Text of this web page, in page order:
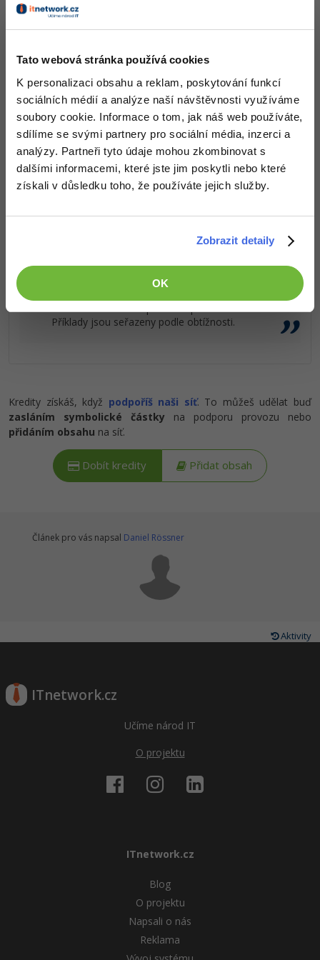
Tato webová stránka používá cookies
K personalizaci obsahu a reklam, poskytování funkcí
sociálních médií a analýze naší návštěvnosti využíváme
soubory cookie. Informace o tom, jak náš web používáte,
sdílíme se svými partnery pro sociální média, inzerci a
analýzy. Partneři tyto údaje mohou zkombinovat s
dalšími informacemi, které jste jim poskytli nebo které
získali v důsledku toho, že používáte jejich služby.
Zobrazit detaily
OK
Photoshop
Adobe Lightroom -30%
Adobe XD -15%
Adobe InDesign -25%
Adobe After Effects
Blender
-80%
Video
Blog
sesmluvními podmínkami
Co od nás v dalších lekcích dostaneš?
Přístup k jednotlivým lekcím dle způsobu pořízení.
Kvalitní znalostiv oblasti IT.
Dovednosti, které ti pomohou získat vysněnou a
dobře placenou práci
formátování textu a písma v aplikaci MS Word.
Příklady jsou seřazeny podle obtížnosti.
Kredity získáš, když podpoříš naši síť. To můžeš udělat buď
zasláním symbolické částky na podporu provozu nebo
přidáním obsahu na síť.
Dobít kredity Přidat obsah
Článek pro vás napsal Daniel Rössner
Aktivity
ITnetwork.cz
Učíme národ IT
O projektu
ITnetwork.cz
Blog
O projektu
Napsali o nás
Reklama